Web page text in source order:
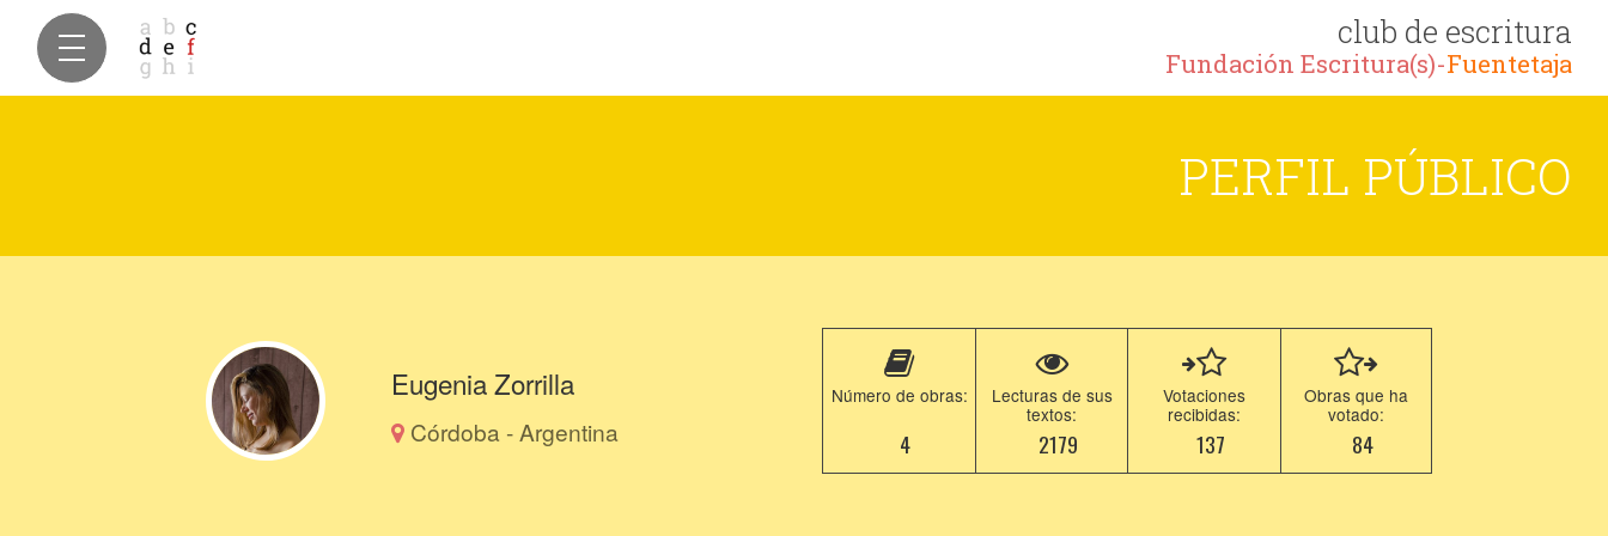
club de escritura
Fundación Escritura(s)-Fuentetaja
PERFIL PÚBLICO
Eugenia Zorrilla
Córdoba - Argentina
Número de obras:
4
Lecturas de sus
textos:
2179
Votaciones
recibidas:
137
Obras que ha
votado:
84